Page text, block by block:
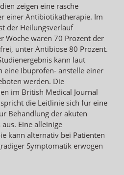
zeigen eine rasche
einer Antibiotikatherapie. Im
der Heilungsverlauf
Woche waren 70 Prozent der
unter Antibiose 80 Prozent.
kann laut
eine Ibuprofen- anstelle einer
werden. Die
im British Medical Journal
die Leitlinie sich für eine
Behandlung der akuten
Eine alleinige
kann alternativ bei Patienten
Symptomatik erwogen